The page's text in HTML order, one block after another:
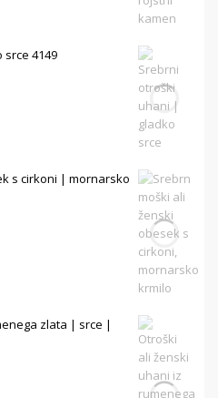
4149
s cirkoni | mornarsko
zlata | srce |